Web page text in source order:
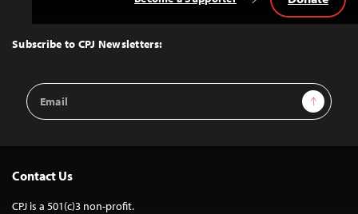
Top
Subscribe to CPJ Newsletters:
Email
Address
Sign Up
Contact Us
CPJ is a 501(c)3 non-profit.